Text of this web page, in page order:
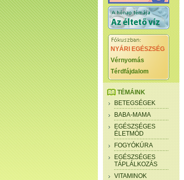
NYÁRI EGÉSZSÉG
Vérnyomás
Térdfájdalom
TÉMÁINK
BETEGSÉGEK
BABA-MAMA
EGÉSZSÉGES
ÉLETMÓD
FOGYÓKÚRA
EGÉSZSÉGES
TÁPLÁLKOZÁS
VITAMINOK